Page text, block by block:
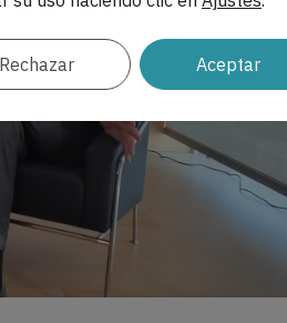
Aceptar
Rechazar